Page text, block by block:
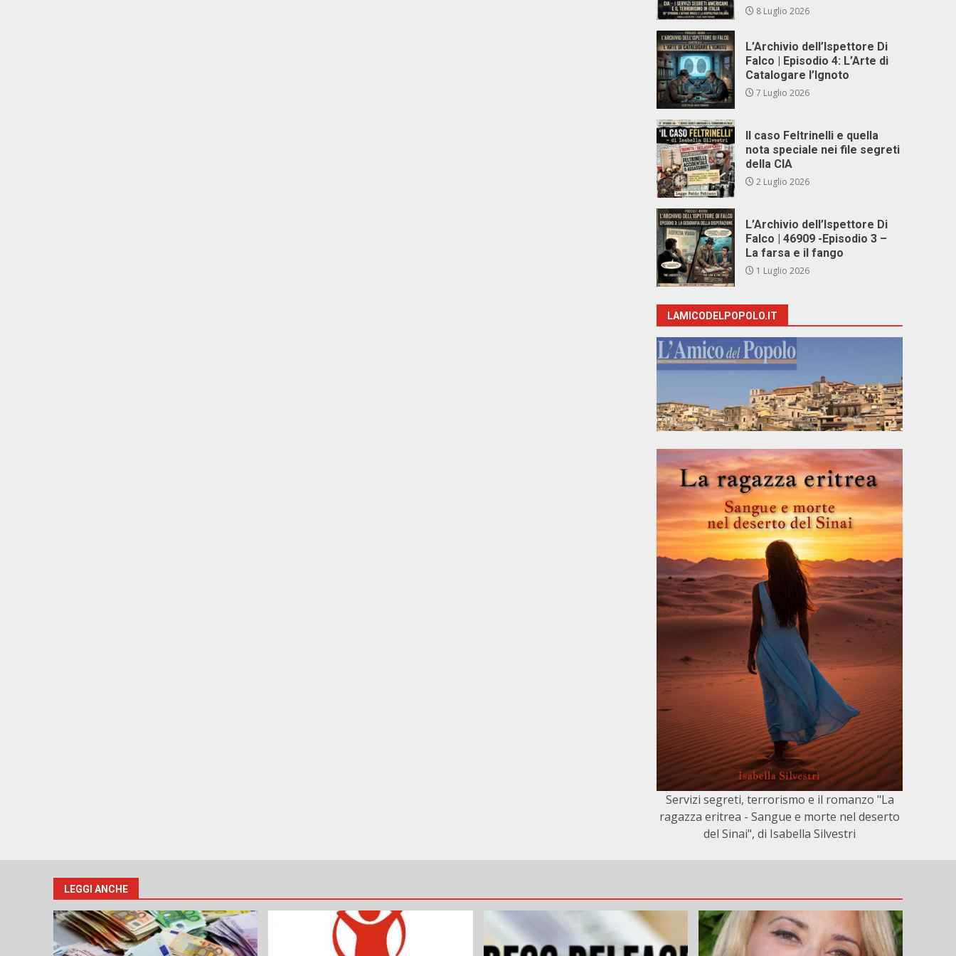
8 Luglio 2026
L’Archivio dell’Ispettore Di
Falco | Episodio 4: L’Arte di
Catalogare l’Ignoto
7 Luglio 2026
Il caso Feltrinelli e quella
nota speciale nei file segreti
della CIA
2 Luglio 2026
L’Archivio dell’Ispettore Di
Falco | 46909 -Episodio 3 –
La farsa e il fango
1 Luglio 2026
LAMICODELPOPOLO.IT
Servizi segreti, terrorismo e il romanzo "La
ragazza eritrea - Sangue e morte nel deserto
del Sinai", di Isabella Silvestri
LEGGI ANCHE